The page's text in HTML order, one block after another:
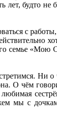
лет, будто
с
семье
Ни
О чём
мы с